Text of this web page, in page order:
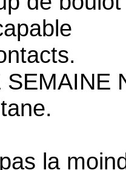
SEMAINE
la